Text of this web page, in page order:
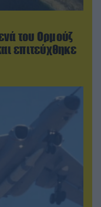
του Ορμούζ
επιτεύχθηκε